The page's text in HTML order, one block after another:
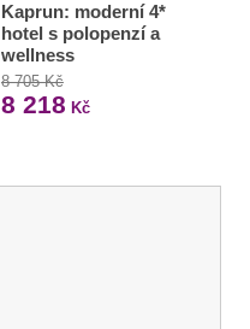
Kaprun: moderní 4*
hotel s polopenzí a
wellness
8 705 Kč
8 218 Kč